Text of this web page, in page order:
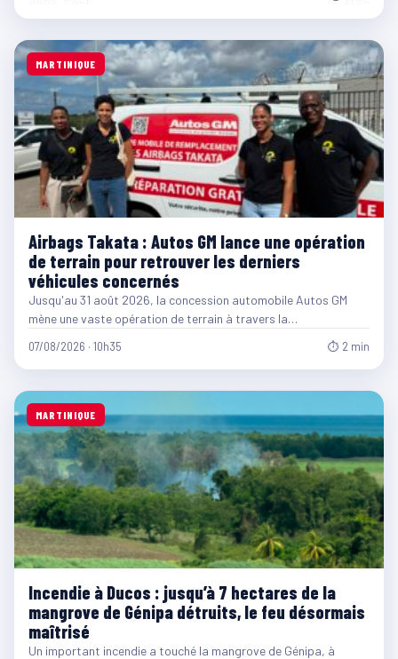
MARTINIQUE
Airbags Takata : Autos GM lance une opération
de terrain pour retrouver les derniers
véhicules concernés
Jusqu'au 31 août 2026, la concession automobile Autos GM
mène une vaste opération de terrain à travers la…
07/08/2026 · 10h35 ⏱ 2 min
MARTINIQUE
Incendie à Ducos : jusqu’à 7 hectares de la
mangrove de Génipa détruits, le feu désormais
maîtrisé
Un important incendie a touché la mangrove de Génipa, à